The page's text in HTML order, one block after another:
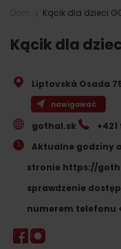
Kącik dla dzieci
Kącik dla
Liptovská Osada
nawigować
gothal.sk +421
Aktualne godziny
stronie https://
sprawdzenie
numerem telefonu